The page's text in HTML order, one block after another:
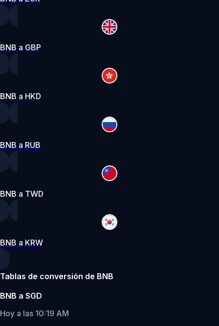
BNB a GBP
BNB a HKD
BNB a RUB
BNB a TWD
BNB a KRW
Tablas de conversión de BNB
BNB a SGD
Hoy a las 10:19 AM